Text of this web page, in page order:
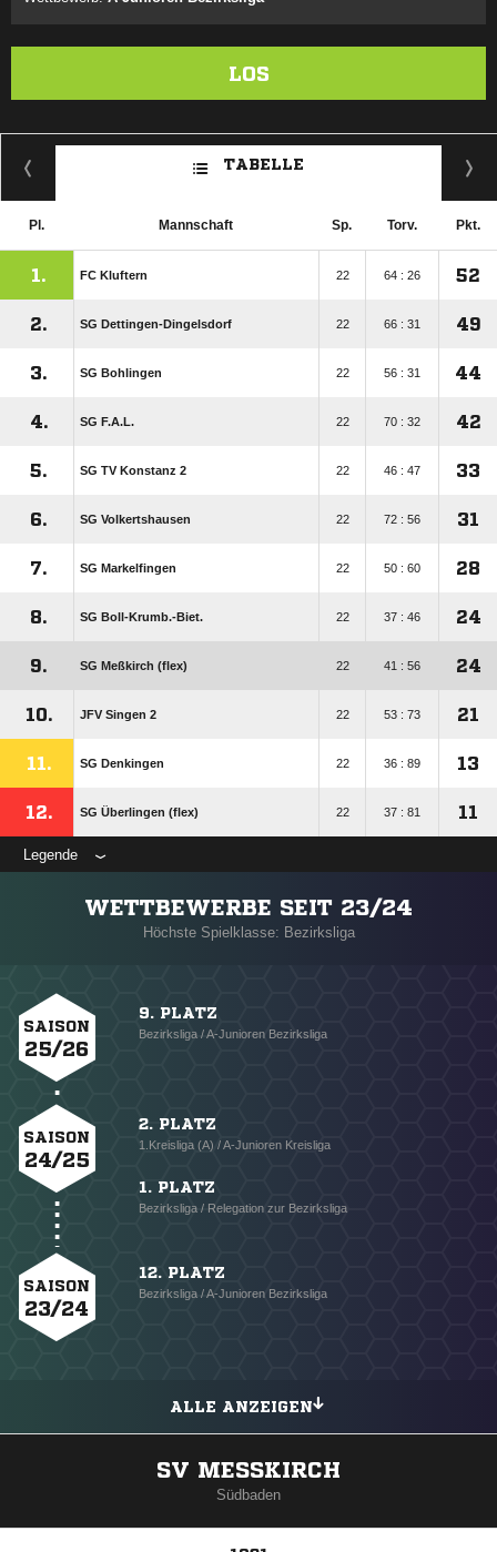
LOS
TABELLE
Pl. Mannschaft Sp. Torv. Pkt.
1. FC Kluftern 22 64 : 26 52
2. SG Dettingen-Dingelsdorf 22 66 : 31 49
3. SG Bohlingen 22 56 : 31 44
4. SG F.A.L. 22 70 : 32 42
5. SG TV Konstanz 2 22 46 : 47 33
6. SG Volkertshausen 22 72 : 56 31
7. SG Markelfingen 22 50 : 60 28
8. SG Boll-Krumb.-Biet. 22 37 : 46 24
9. SG Meßkirch (flex) 22 41 : 56 24
10. JFV Singen 2 22 53 : 73 21
11. SG Denkingen 22 36 : 89 13
12. SG Überlingen (flex) 22 37 : 81 11
Legende
WETTBEWERBE SEIT 23/24
Höchste Spielklasse: Bezirksliga
SAISON
25/26
9. PLATZ
Bezirksliga / A-Junioren Bezirksliga
SAISON
24/25
2. PLATZ
1.Kreisliga (A) / A-Junioren Kreisliga
1. PLATZ
Bezirksliga / Relegation zur Bezirksliga
SAISON
23/24
12. PLATZ
Bezirksliga / A-Junioren Bezirksliga
ALLE ANZEIGEN
SV MESSKIRCH
Südbaden